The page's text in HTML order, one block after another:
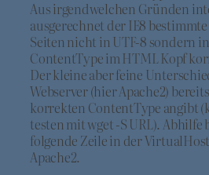
Aus irgendwelchen Gründen
ausgerechnet der IE8
Seiten nicht in UTF-8 sondern
ContentType im HTML Kopf
Der kleine aber feine
Webserver (hier Apache2)
korrekten ContentType angibt
testen mit wget -S URL). Abhilfe
folgende Zeile in der
Apache2.